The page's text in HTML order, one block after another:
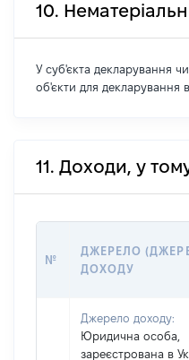
10.
У суб'єкта декларування чи
об'єкти для декларування
11. Доходи, у
№
ДЖЕРЕЛО
ДОХОДУ
Джерело доходу:
Юридична особа,
зареєстрована в